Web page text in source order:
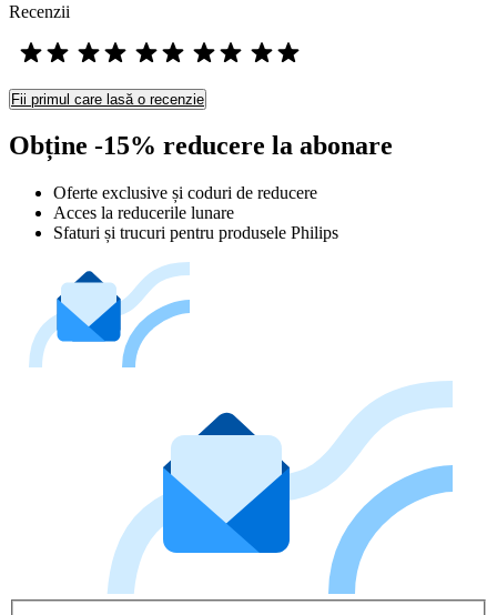
Recenzii
Fii primul care lasă o recenzie
Obține -15% reducere la abonare
Oferte exclusive și coduri de reducere
Acces la reducerile lunare
Sfaturi și trucuri pentru produsele Philips